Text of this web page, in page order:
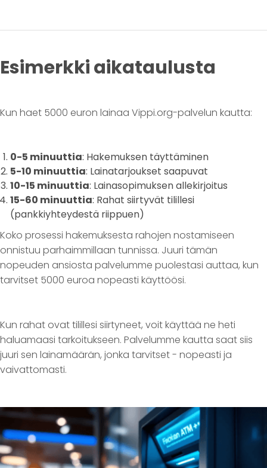
Esimerkki aikataulusta
Kun haet 5000 euron lainaa Vippi.org-palvelun kautta:
0-5 minuuttia: Hakemuksen täyttäminen
5-10 minuuttia: Lainatarjoukset saapuvat
10-15 minuuttia: Lainasopimuksen allekirjoitus
15-60 minuuttia: Rahat siirtyvät tilillesi
(pankkiyhteydestä riippuen)
Koko prosessi hakemuksesta rahojen nostamiseen
onnistuu parhaimmillaan tunnissa. Juuri tämän
nopeuden ansiosta palvelumme puolestasi auttaa, kun
tarvitset 5000 euroa nopeasti käyttöösi.
Kun rahat ovat tilillesi siirtyneet, voit käyttää ne heti
haluamaasi tarkoitukseen. Palvelumme kautta saat siis
juuri sen lainamäärän, jonka tarvitset - nopeasti ja
vaivattomasti.